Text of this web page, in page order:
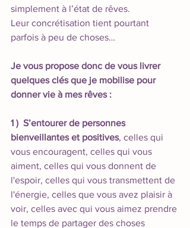
simplement à l’état de rêves.
Leur concrétisation tient pourtant
parfois à peu de choses…
Je vous propose donc de vous livrer
quelques clés que je mobilise pour
donner vie à mes rêves :
1 )  S’entourer de personnes
bienveillantes et positives, celles qui
vous encouragent, celles qui vous
aiment, celles qui vous donnent de
l'espoir, celles qui vous transmettent de
l'énergie, celles que vous avez plaisir à
voir, celles avec qui vous aimez prendre
le temps de partager des choses